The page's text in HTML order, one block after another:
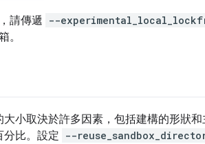
請傳遞 --
。
小取決於許多因素，包括建構的形狀和
分比。設定 --